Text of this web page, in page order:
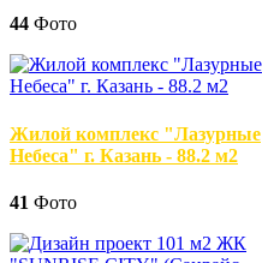
44 Фото
Жилой комплекс "Лазурные
Небеса" г. Казань - 88.2 м2
41 Фото